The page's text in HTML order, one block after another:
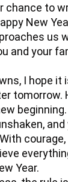
chance to
New
us
and your
I hope it
tomorrow.
Year.